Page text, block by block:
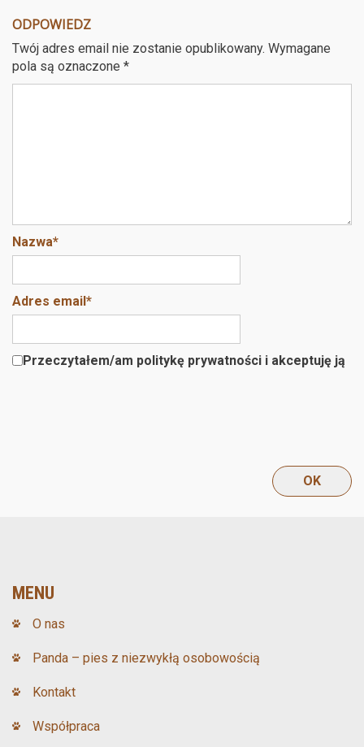
ODPOWIEDZ
Twój adres email nie zostanie opublikowany. Wymagane
pola są oznaczone *
Nazwa*
Adres email*
Przeczytałem/am politykę prywatności i akceptuję ją
MENU
O nas
Panda – pies z niezwykłą osobowością
Kontakt
Współpraca